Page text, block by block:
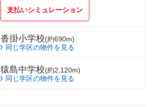
支払いシミュレーション
沓掛小学校(約690m)
同じ学区の物件を見る
猿島中学校(約2,120m)
同じ学区の物件を見る